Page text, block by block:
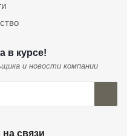
в курсе!
и новости компании
связи